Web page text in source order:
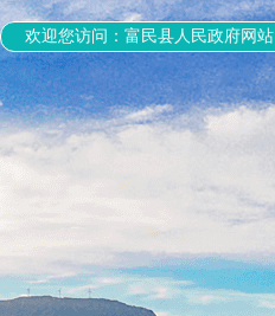
欢迎您访问：富民县人民政府网站